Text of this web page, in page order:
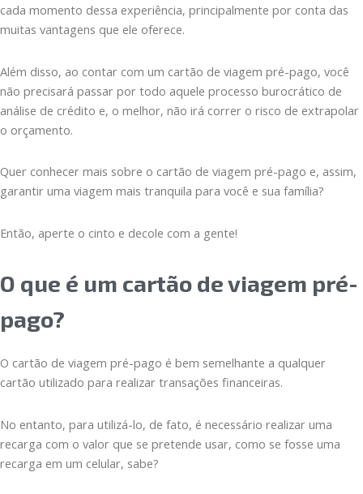
cada momento dessa experiência, principalmente por conta das
muitas vantagens que ele oferece.
Além disso, ao contar com um cartão de viagem pré-pago, você
não precisará passar por todo aquele processo burocrático de
análise de crédito e, o melhor, não irá correr o risco de extrapolar
o orçamento.
Quer conhecer mais sobre o cartão de viagem pré-pago e, assim,
garantir uma viagem mais tranquila para você e sua família?
Então, aperte o cinto e decole com a gente!
O que é um cartão de viagem pré-
pago?
O cartão de viagem pré-pago é bem semelhante a qualquer
cartão utilizado para realizar transações financeiras.
No entanto, para utilizá-lo, de fato, é necessário realizar uma
recarga com o valor que se pretende usar, como se fosse uma
recarga em um celular, sabe?